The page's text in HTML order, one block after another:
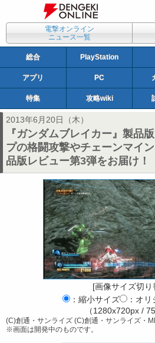
電撃オンライン
ニュース一覧
総合 PlayStation
アプリ PC
特集 攻略wiki
2013年6月20日（木）
『ガンダムブレイカー』製品
プの格闘攻撃やチェーンマイ
品版レビュー第3弾をお届け！
[画像サイズ切り
：縮小サイズ
：オ
（1280x720px /
(C)創通・サンライズ (C)創通・サンライズ・
※画面は開発中のものです。